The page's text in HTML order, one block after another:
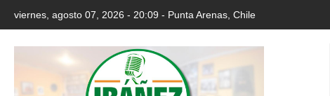
viernes, agosto 07, 2026 - 20:09 - Punta Arenas, Chile